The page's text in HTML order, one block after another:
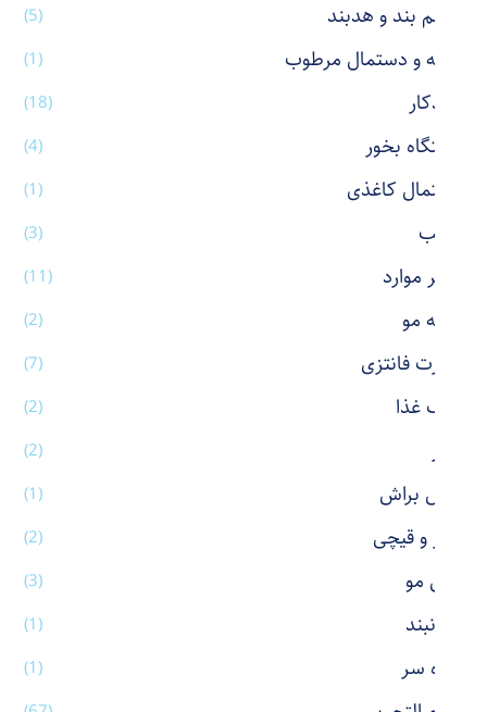
چشم بند و هدبند (5)
حوله و دستمال مرطوب (1)
خودکار (18)
دستگاه بخور (4)
دستمال کاغذی (1)
رژ لب (3)
سایر موارد (11)
شانه مو (2)
شورت فانتزی (7)
ظرف غذا (2)
عطر (2)
فیس براش (1)
کاتر و قیچی (2)
کش مو (3)
گردنبند (1)
گیره سر (1)